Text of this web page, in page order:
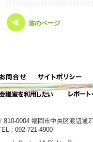
前のページ
810-0004 福岡市中央区渡辺通
TEL : 092-721-4900